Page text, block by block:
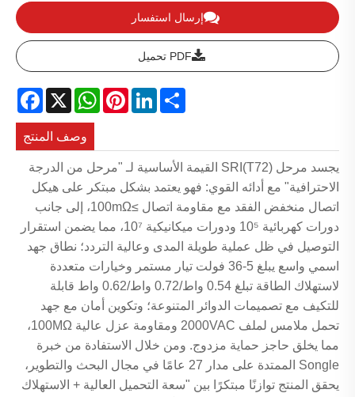
إرسال استفسار
PDF تحميل
X
WhatsAppPinterestLinkedInShare
وصف المنتج
يجسد مرحل SRI(T72) القيمة الأساسية لـ "مرحل من الدرجة
الاحترافية" مع أدائه القوي: فهو يعتمد بشكل مبتكر على هيكل
اتصال منخفض الفقد مع مقاومة اتصال ≥100mΩ، إلى جانب
دورات كهربائية 10⁵ ودورات ميكانيكية 10⁷، مما يضمن استقرار
التوصيل في ظل عملية طويلة المدى وعالية التردد؛ نطاق جهد
اسمي واسع يبلغ 5-36 فولت تيار مستمر وخيارات متعددة
لاستهلاك الطاقة تبلغ 0.54 واط/0.72 واط/0.62 واط قابلة
للتكيف مع تصميمات الدوائر المتنوعة؛ وتكوين أمان مع جهد
تحمل ملامس لملف 2000VAC ومقاومة عزل عالية 100MΩ،
مما يخلق حاجز حماية مزدوج. ومن خلال الاستفادة من خبرة
Songle الممتدة على مدار 27 عامًا في مجال البحث والتطوير،
يحقق المنتج توازنًا مبتكرًا بين "سعة التحميل العالية + الاستهلاك